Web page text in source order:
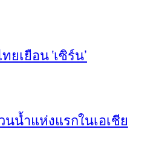
ยเยือน ‘เซิร์น’
นน้ำแห่งแรกในเอเชีย